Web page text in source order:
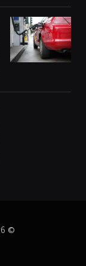
© 2026 جميع الحقوق محفوظة.